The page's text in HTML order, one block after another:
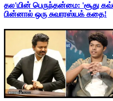
தல'யின் பெருந்தன்மை: 'சூது
பின்னால் ஒரு சுவாரஸ்யக் கதை!